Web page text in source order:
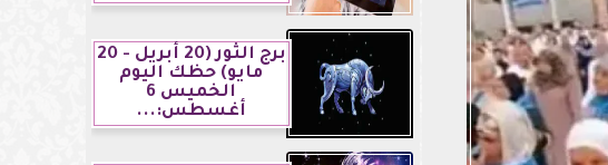
برج الثور (20 أبريل - 20
مايو) حظك اليوم
الخميس 6
أغسطس:...